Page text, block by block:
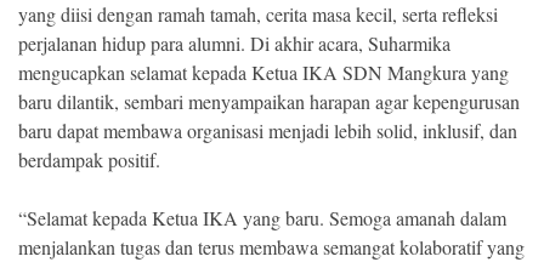
yang diisi dengan ramah tamah, cerita masa kecil, serta refleksi
perjalanan hidup para alumni. Di akhir acara, Suharmika
mengucapkan selamat kepada Ketua IKA SDN Mangkura yang
baru dilantik, sembari menyampaikan harapan agar kepengurusan
baru dapat membawa organisasi menjadi lebih solid, inklusif, dan
berdampak positif.
“Selamat kepada Ketua IKA yang baru. Semoga amanah dalam
menjalankan tugas dan terus membawa semangat kolaboratif yang